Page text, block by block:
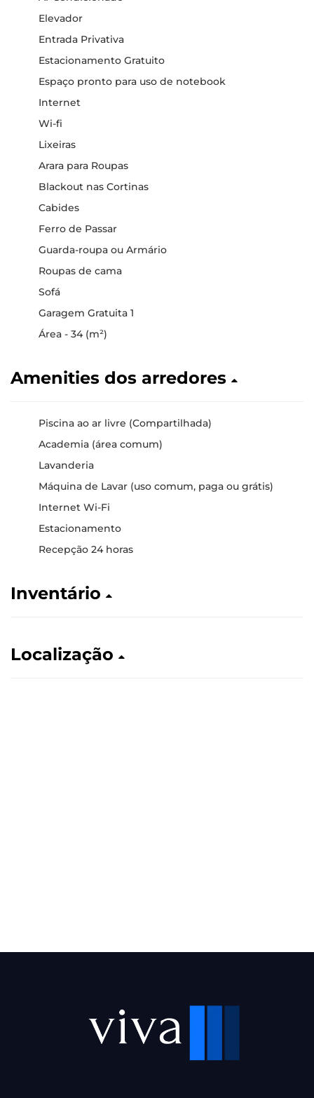
Elevador
Entrada Privativa
Estacionamento Gratuito
Espaço pronto para uso de notebook
Internet
Wi-fi
Lixeiras
Arara para Roupas
Blackout nas Cortinas
Cabides
Ferro de Passar
Guarda-roupa ou Armário
Roupas de cama
Sofá
Garagem Gratuita 1
Área - 34 (m²)
Amenities dos arredores
Piscina ao ar livre (Compartilhada)
Academia (área comum)
Lavanderia
Máquina de Lavar (uso comum, paga ou grátis)
Internet Wi-Fi
Estacionamento
Recepção 24 horas
Inventário
Localização